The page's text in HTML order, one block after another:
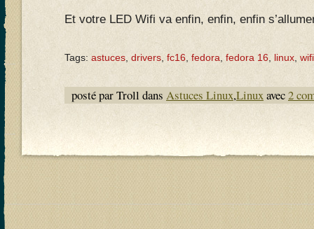
Et votre LED Wifi va enfin, enfin, enfin
Tags: astuces drivers fc16 fedora fedora 16 linux wifi
posté par Troll dans Astuces Linux,Linuxavec2